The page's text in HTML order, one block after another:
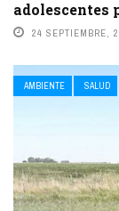
adolescentes
24 SEPTIEMBRE,
AMBIENTE SALUD